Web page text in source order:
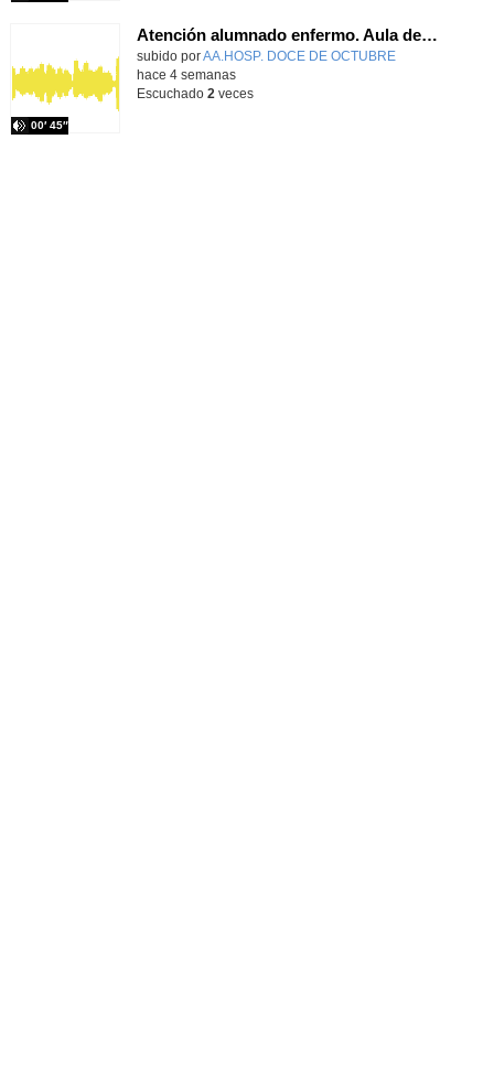
Atención alumnado enfermo. Aula dentro del hospital. Rosa María Poza Hervás
Contenido educativo.
subido porAA.HOSP. DOCE DE OCTUBRE
00′ 45″
-
hace 4 semanas
Escuchado 2 veces